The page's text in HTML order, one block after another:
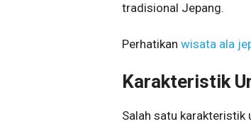
tradisional Jepang.
Perhatikan wisata ala
Karakteristik
Salah satu karakteristik